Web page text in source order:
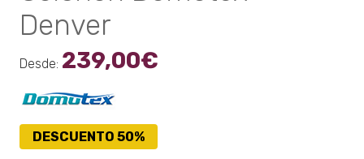
Denver
Desde: 239,00€
DESCUENTO 50%